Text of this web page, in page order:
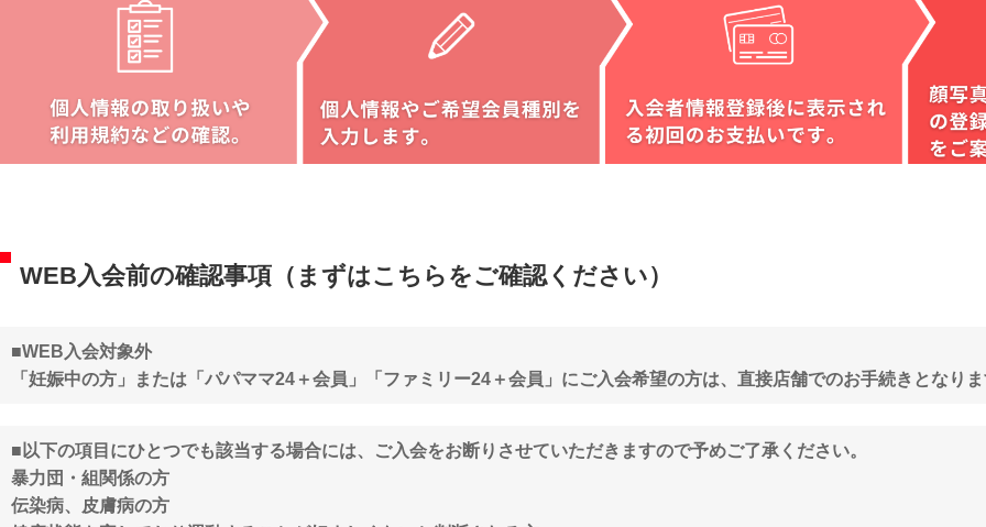
WEB入会前の確認事項（まずはこちらをご確認ください）
■WEB入会対象外
「妊娠中の方」または「パパママ24＋会員」「ファミリー24＋会員」にご入会希望の方は、直接店舗でのお手続きとなり
■以下の項目にひとつでも該当する場合には、ご入会をお断りさせていただきますので予めご了承ください。
暴力団・組関係の方
伝染病、皮膚病の方